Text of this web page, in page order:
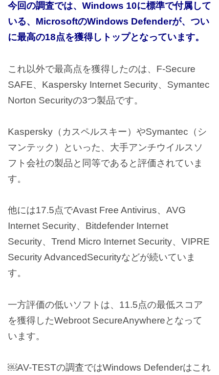
今回の調査では、Windows 10に標準で付属して
いる、MicrosoftのWindows Defenderが、つい
に最高の18点を獲得しトップとなっています。
これ以外で最高点を獲得したのは、F-Secure
SAFE、Kaspersky Internet Security、Symantec
Norton Securityの3つ製品です。
Kaspersky（カスペルスキー）やSymantec（シ
マンテック）といった、大手アンチウイルスソ
フト会社の製品と同等であると評価されていま
す。
他には17.5点でAvast Free Antivirus、AVG
Internet Security、Bitdefender Internet
Security、Trend Micro Internet Security、VIPRE
Security AdvancedSecurityなどが続いていま
す。
一方評価の低いソフトは、11.5点の最低スコア
を獲得したWebroot SecureAnywhereとなって
います。
￼AV-TESTの調査ではWindows Defenderはこれ